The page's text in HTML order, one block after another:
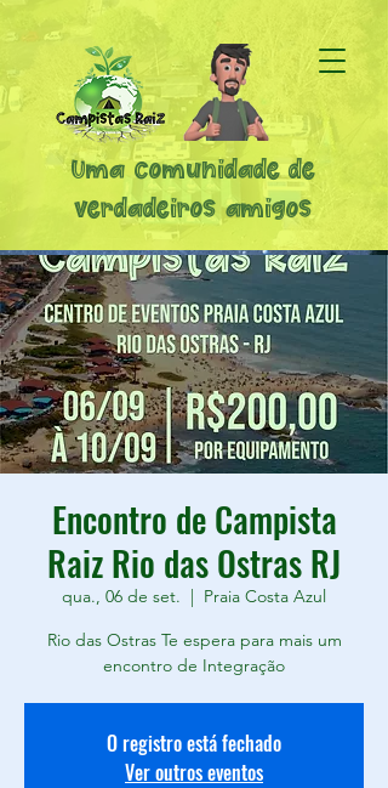
Uma comunidade de
verdadeiros amigos
Encontro de Campista
Raiz Rio das Ostras RJ
qua., 06 de set.
  |
Praia Costa Azul
Rio das Ostras Te espera para mais um
encontro de Integração
O registro está fechado
Ver outros eventos